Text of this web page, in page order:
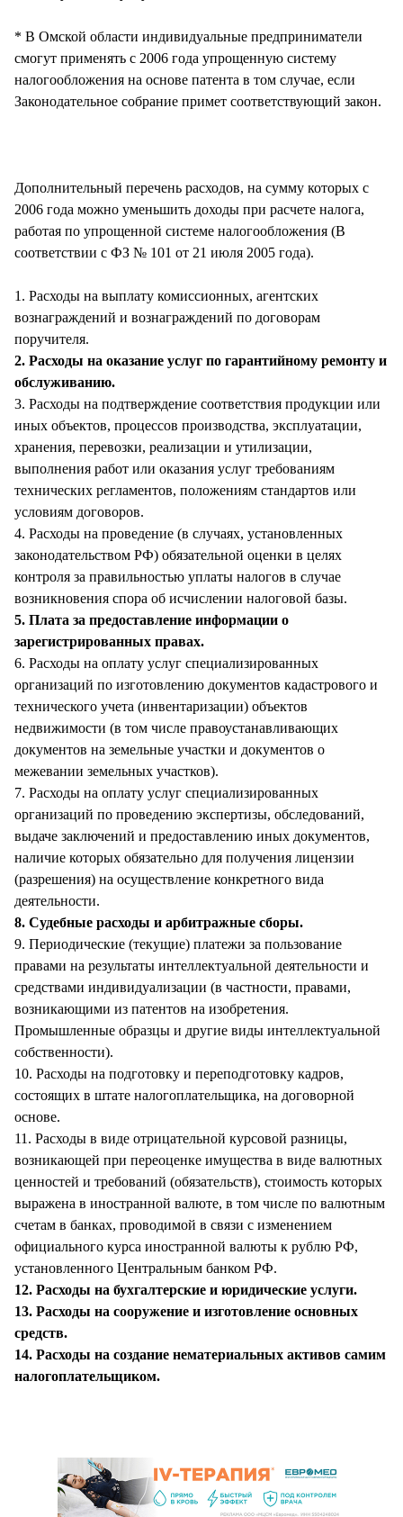
* В Омской области индивидуальные предприниматели
смогут применять с 2006 года упрощенную систему
налогообложения на основе патента в том случае, если
Законодательное собрание примет соответствующий закон.
Дополнительный перечень расходов, на сумму которых с
2006 года можно уменьшить доходы при расчете налога,
работая по упрощенной системе налогообложения (В
соответствии с ФЗ № 101 от 21 июля 2005 года).
1. Расходы на выплату комиссионных, агентских
вознаграждений и вознаграждений по договорам
поручителя.
2. Расходы на оказание услуг по гарантийному ремонту и
обслуживанию.
3. Расходы на подтверждение соответствия продукции или
иных объектов, процессов производства, эксплуатации,
хранения, перевозки, реализации и утилизации,
выполнения работ или оказания услуг требованиям
технических регламентов, положениям стандартов или
условиям договоров.
4. Расходы на проведение (в случаях, установленных
законодательством РФ) обязательной оценки в целях
контроля за правильностью уплаты налогов в случае
возникновения спора об исчислении налоговой базы.
5. Плата за предоставление информации о
зарегистрированных правах.
6. Расходы на оплату услуг специализированных
организаций по изготовлению документов кадастрового и
технического учета (инвентаризации) объектов
недвижимости (в том числе правоустанавливающих
документов на земельные участки и документов о
межевании земельных участков).
7. Расходы на оплату услуг специализированных
организаций по проведению экспертизы, обследований,
выдаче заключений и предоставлению иных документов,
наличие которых обязательно для получения лицензии
(разрешения) на осуществление конкретного вида
деятельности.
8. Судебные расходы и арбитражные сборы.
9. Периодические (текущие) платежи за пользование
правами на результаты интеллектуальной деятельности и
средствами индивидуализации (в частности, правами,
возникающими из патентов на изобретения.
Промышленные образцы и другие виды интеллектуальной
собственности).
10. Расходы на подготовку и переподготовку кадров,
состоящих в штате налогоплательщика, на договорной
основе.
11. Расходы в виде отрицательной курсовой разницы,
возникающей при переоценке имущества в виде валютных
ценностей и требований (обязательств), стоимость которых
выражена в иностранной валюте, в том числе по валютным
счетам в банках, проводимой в связи с изменением
официального курса иностранной валюты к рублю РФ,
установленного Центральным банком РФ.
12. Расходы на бухгалтерские и юридические услуги.
13. Расходы на сооружение и изготовление основных
средств.
14. Расходы на создание нематериальных активов самим
налогоплательщиком.